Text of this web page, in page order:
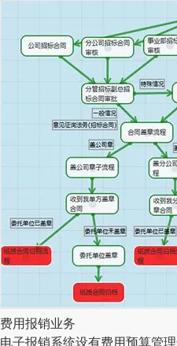
费用报销业务
电子报销系统设有费用预算管